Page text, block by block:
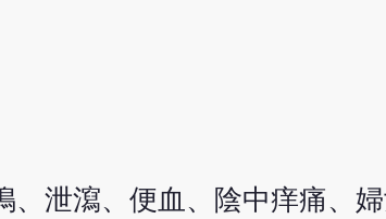
、泄瀉、便血、陰中痒痛、